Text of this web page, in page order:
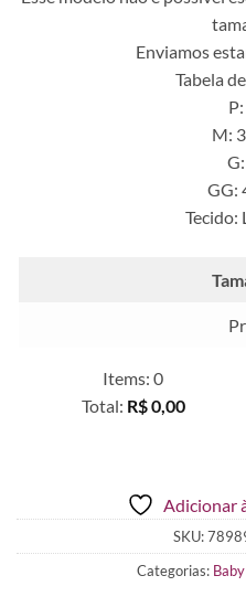
Enviamos
Tabela
M:
GG:
Tecido:
Items: 0
Total: R$ 0,00
R$ 0,00
Adicionar
SKU:
Categorias: